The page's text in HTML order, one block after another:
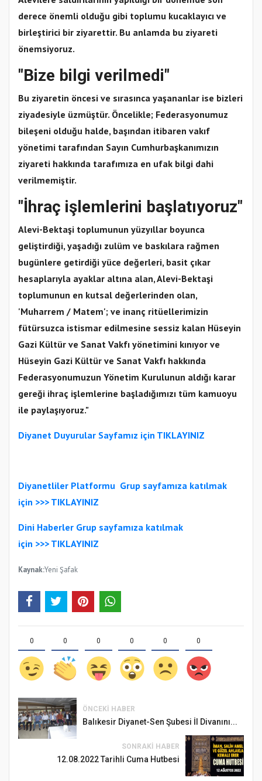
derece önemli olduğu gibi toplumu kucaklayıcı ve
birleştirici bir ziyarettir. Bu anlamda bu ziyareti
önemsiyoruz.
"Bize bilgi verilmedi"
Bu ziyaretin öncesi ve sırasınca yaşananlar ise bizleri
ziyadesiyle üzmüştür. Öncelikle; Federasyonumuz
bileşeni olduğu halde, başından itibaren vakıf
yönetimi tarafından Sayın Cumhurbaşkanımızın
ziyareti hakkında tarafımıza en ufak bilgi dahi
verilmemiştir.
"İhraç işlemlerini başlatıyoruz"
Alevi-Bektaşi toplumunun yüzyıllar boyunca
geliştirdiği, yaşadığı zulüm ve baskılara rağmen
bugünlere getirdiği yüce değerleri, basit çıkar
hesaplarıyla ayaklar altına alan, Alevi-Bektaşi
toplumunun en kutsal değerlerinden olan,
'Muharrem / Matem'; ve inanç ritüellerimizin
fütürsuzca istismar edilmesine sessiz kalan Hüseyin
Gazi Kültür ve Sanat Vakfı yönetimini kınıyor ve
Hüseyin Gazi Kültür ve Sanat Vakfı hakkında
Federasyonumuzun Yönetim Kurulunun aldığı karar
gereği ihraç işlemlerine başladığımızı tüm kamuoyu
ile paylaşıyoruz."
Diyanet Duyurular Sayfamız için TIKLAYINIZ
Diyanetliler Platformu Grup sayfamıza katılmak
için >>> TIKLAYINIZ
Dini Haberler Grup sayfamıza katılmak
için >>> TIKLAYINIZ
Kaynak:Yeni Şafak
0 0 0 0 0 0
ÖNCEKI HABER
Balıkesir Diyanet-Sen Şubesi İl Divanını...
SONRAKI HABER
12.08.2022 Tarihli Cuma Hutbesi